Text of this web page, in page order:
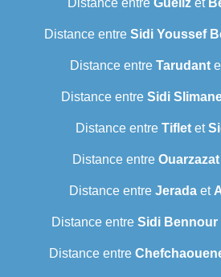
Distance entre Guelizet
Distance entre Sidi Youssef
Distance entre Tarudant
Distance entre Sidi
Distance entre Tifletet
Distance entre Ouarzazat
Distance entre Jeradaet
Distance entre Sidi Bennour
Distance entre